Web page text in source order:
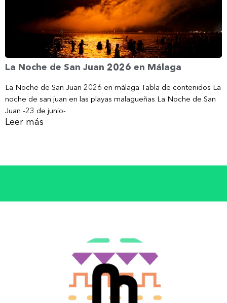
La Noche de San Juan 2026 en Málaga
La Noche de San Juan 2026 en málaga Tabla de contenidos La
noche de san juan en las playas malagueñas La Noche de San
Juan -23 de junio-
Leer más